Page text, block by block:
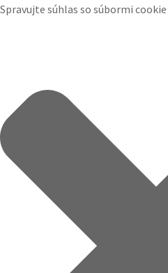
Spravujte súhlas so súbormi cookie